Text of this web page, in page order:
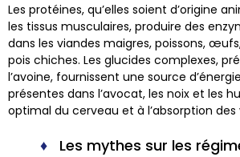
Les protéines, qu’elles soient d’origine
les tissus musculaires, produire des
dans les viandes maigres, poissons,
pois chiches. Les glucides complexes,
l’avoine, fournissent une source
présentes dans l’avocat, les noix et les
optimal du cerveau et à l’absorption
Les mythes sur les